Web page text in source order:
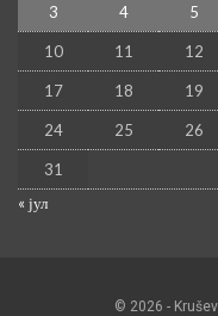
3 4 5
10 11 12
17 18 19
24 25 26
31
« јул
© 2026 -